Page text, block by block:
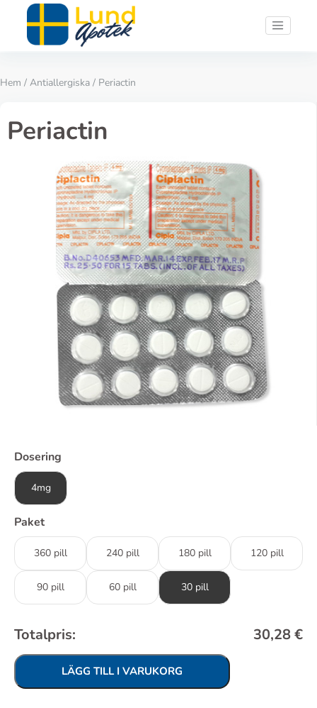
Hem / Antiallergiska / Periactin
Periactin
Dosering
4mg
Paket
360 pill 240 pill 180 pill 120 pill
90 pill 60 pill 30 pill
Totalpris: 30,28€
LÄGG TILL I VARUKORG